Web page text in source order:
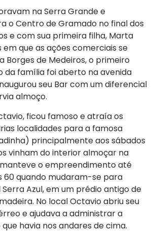
na Serra Grande e
o Centro de Gramado no final dos
e com sua primeira filha, Marta
em que as ações comerciais se
Borges de Medeiros, o primeiro
da família foi aberto na avenida
seu Bar com um diferencial
almoço.
ficou famoso e atraía os
localidades para a famosa
principalmente aos sábados
vinham do interior almoçar na
o empreendimento até
60 quando mudaram-se para
Azul, em um prédio antigo de
No local Octavio abriu seu
e ajudava a administrar a
havia nos andares de cima.